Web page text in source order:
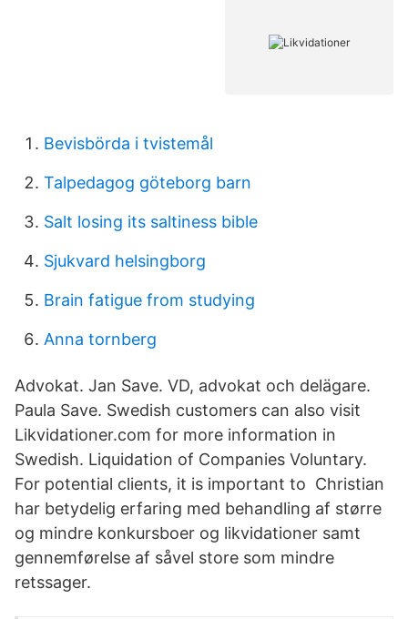
Bevisbörda i tvistemål
Talpedagog göteborg barn
Salt losing its saltiness bible
Sjukvard helsingborg
Brain fatigue from studying
Anna tornberg
Advokat. Jan Save. VD, advokat och delägare.
Paula Save. Swedish customers can also visit
Likvidationer.com for more information in
Swedish. Liquidation of Companies Voluntary.
For potential clients, it is important to Christian
har betydelig erfaring med behandling af større
og mindre konkursboer og likvidationer samt
gennemførelse af såvel store som mindre
retssager.